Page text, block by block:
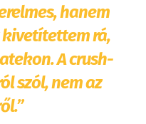
hanem
rá,
A crush-
szól, nem az